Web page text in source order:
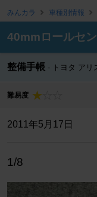
みんカラ 車種別情報
40mmロールセ
整備手帳 トヨタ アリ
難易度
2011年5月17日
1/8